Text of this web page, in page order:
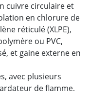
cuivre circulaire et
en chlorure de
réticulé (XLPE),
ou PVC,
et gaine externe en
avec plusieurs
de flamme.